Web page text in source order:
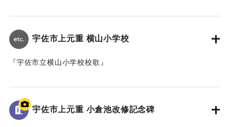
内膳らを遣わし、同地区の庄屋たちと相談のうえ、巨大なた
め池を造ることを命じた。莫大な費用と数千人の人を使い、
百数十日の苦労の末ようやく完成した。これで干害の心配は
と、慶長11年(1606)の夏に十数年ぶりという大雨があったさ
ている農民たちを庄屋がどんなときにも崩れないような立派
なため池を子孫のために造るべきだと励ました。皆が集まっ
宇佐市上元重 横山小学校
『宇佐市立横山小学校校歌』
小倉池から約1km離れた横山小学校の校歌の2番の歌詞には小
倉池に関する内容が含まれている
宇佐市上元重 小倉池改修記念碑